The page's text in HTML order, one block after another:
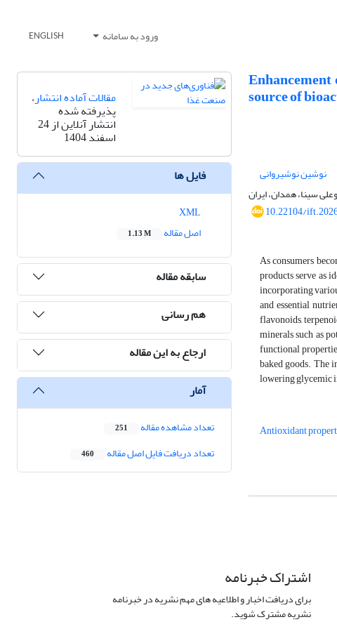
ورود به سامانه ENGLISH
source of
نوشین نوشیروانی
سینا، همدان، ایران
10.22104/
As consumers
products serve as
incorporating
and essential
flavonoids,
minerals such as
functional
baked goods. The
lowering glycemic
Antioxidant
مقالات آماده انتشار،
پذیرفته شده
انتشار آنلاین از 24
اسفند 1404
فایل ها
اصل مقاله
1.13 M
سابقه مقاله
هم رسانی
ارجاع به این مقاله
آمار
تعداد مشاهده مقاله 251
تعداد دریافت فایل اصل مقاله 460
اشتراک خبرنامه
برای دریافت اخبار و اطلاعیه های مهم نشریه در خبرنامه
نشریه مشترک شوید.